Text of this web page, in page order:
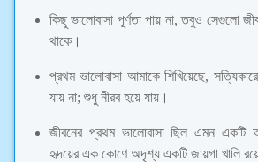
কিছু ভালোবাসা পূর্ণতা পায় না, তবুও সেগুলো
থাকে।
প্রথম ভালোবাসা আমাকে শিখিয়েছে,
যায় না; শুধু নীরব হয়ে যায়।
জীবনের প্রথম ভালোবাসা ছিল এমন
হৃদয়ের এক কোণে অদৃশ্য একটি জায়গা খালি